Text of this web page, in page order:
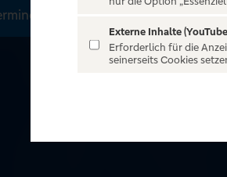
Externe Inhalte
Erforderlich für die
seinerseits Cookies